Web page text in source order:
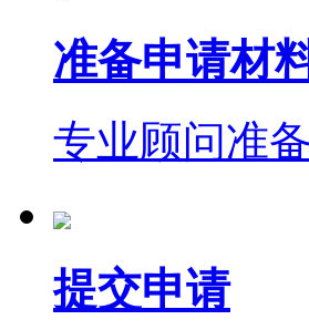
准备申请材
专业顾问准
提交申请